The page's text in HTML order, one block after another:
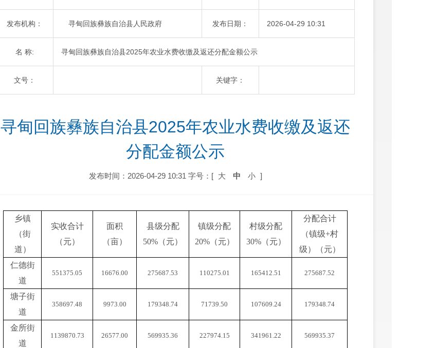
发布机构： 寻甸回族彝族自治县人民政府 发布日期： 2026-04-29 10:31
名 称: 寻甸回族彝族自治县2025年农业水费收缴及返还分配金额公示
文号： 关键字：
寻甸回族彝族自治县2025年农业水费收缴及返还
分配金额公示
发布时间：2026-04-29 10:31 字号：[ 大 中 小 ]
乡镇
（街
道）
实收合计
（元）
面积
（亩）
县级分配
50%（元）
镇级分配
20%（元）
村级分配
30%（元）
分配合计
（镇级+村
级）
（元）
仁德街
道
551375.05 16676.00 275687.53 110275.01 165412.51 275687.52
塘子街
道
358697.48 9973.00 179348.74 71739.50 107609.24 179348.74
金所街
道
1139870.73 26577.00 569935.36 227974.15 341961.22 569935.37